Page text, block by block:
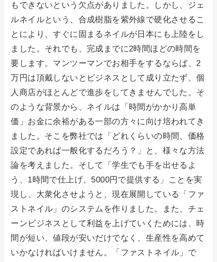
もできないという欠点がありました。しかし、ジェ
ルネイルという、合成樹脂を紫外線で硬化させるこ
とにより、すぐに固まるネイルが日本にも上陸をし
ました。それでも、完成までに2時間ほどの時間を
要します。マンツーマンでお相手をするならば、2
万円は頂戴しないとビジネスとして成り立たず、個
人商店がほとんどで進歩をしてきませんでした。そ
のような背景から、ネイルは「時間がかかり高単
価」お金に余裕がある一部の方々に向け培われてき
ました。そこを弊社では「どれくらいの時間、価格
設定であれば一般化するだろう？」と、様々な方法
論を考えました。そして「学生でも手を出せるよ
う、1時間で仕上げ、5000円で提供する」ことを実
現し、大衆化させようと、現在展開している「ファ
ストネイル」のシステムを作りました。また、チェ
ーンビジネスとして利益を上げていくためには、時
間が短い、値段が安いだけでなく、生産性を高めて
いかなければいけません。「ファストネイル」で